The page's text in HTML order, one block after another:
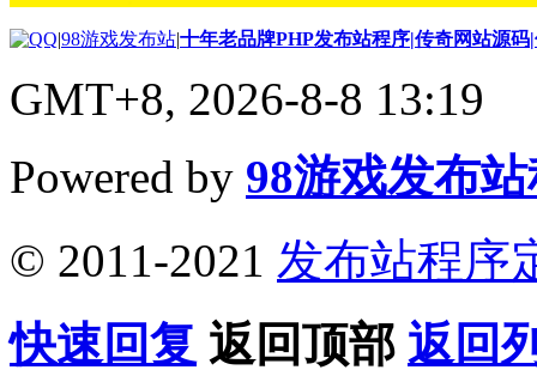
|98游戏发布站|十年老品牌PHP发布站程序|传奇网站源
GMT+8, 2026-8-8 13:19
Powered by 98游戏发布
© 2011-2021 发布站程序
快速回复 返回顶部 返回